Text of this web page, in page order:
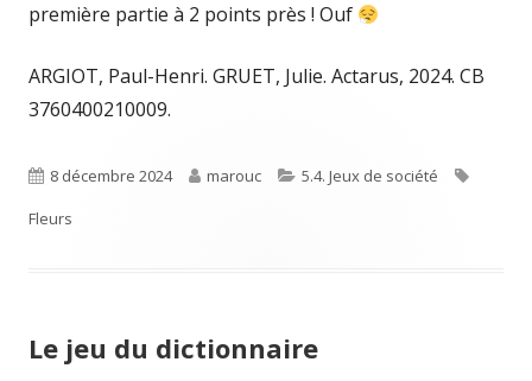
première partie à 2 points près ! Ouf
ARGIOT, Paul-Henri. GRUET, Julie. Actarus, 2024. CB
3760400210009.
Published
on
8 décembre 2024 Author
marouc Categories
5.4. Jeux de société
Fleurs
Le jeu du dictionnaire